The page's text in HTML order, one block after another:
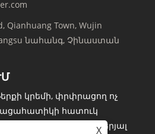
Qianhuang Town, Wujin
նահանգ, Չինաստան
կրեմի, փրփրացող ոչ
հատուկ
գնացուցակի վերաբերյալ
X